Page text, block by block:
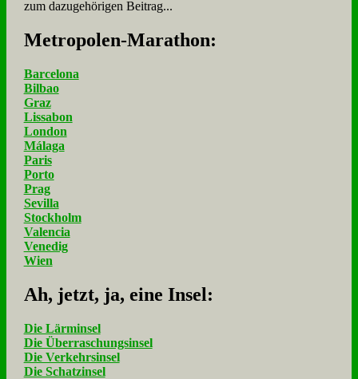
zum dazugehörigen Beitrag...
Me­tro­po­len-Ma­ra­thon:
Barcelona
Bilbao
Graz
Lissabon
London
Málaga
Paris
Porto
Prag
Sevilla
Stockholm
Valencia
Venedig
Wien
Ah, jetzt, ja, ei­ne In­sel:
Die Lärminsel
Die Überraschungsinsel
Die Verkehrsinsel
Die Schatzinsel